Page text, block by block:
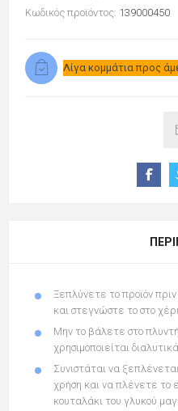
Κωδικός προϊόντος: 139000450
Λίγα κομμάτια προς
Ξεπλύνετε το προϊόν
και στεγνώστε το στο
Μην το βάλετε στο
χρησιμοποιείται
Συνιστάται να
χρήση και να πλένετε το
κουταλάκι του γλυκού